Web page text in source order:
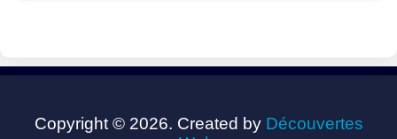
Copyright © 2026. Created by Découvertes